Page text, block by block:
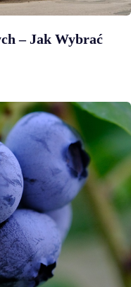
– Jak Wybrać